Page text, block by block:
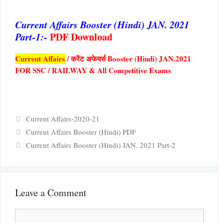
Current Affairs Booster (Hindi) JAN. 2021
Part-1:- PDF Download
Current Affairs/ करेंट अफेयर्स Booster (Hindi) JAN.2021
FOR SSC / RAILWAY & All Competitive Exams
Categories
Current Affairs-2020-21
Current Affairs Booster (Hindi) PDF
Current Affairs Booster (Hindi) JAN. 2021 Part-2
Leave a Comment